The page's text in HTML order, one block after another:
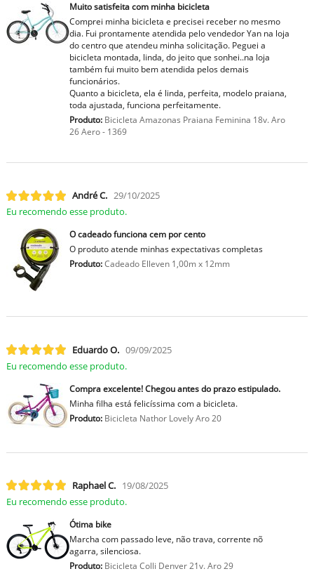
Muito satisfeita com minha bicicleta
Comprei minha bicicleta e precisei receber no mesmo
dia. Fui prontamente atendida pelo vendedor Yan na loja
do centro que atendeu minha solicitação. Peguei a
bicicleta montada, linda, do jeito que sonhei..na loja
também fui muito bem atendida pelos demais
funcionários.
Quanto a bicicleta, ela é linda, perfeita, modelo praiana,
toda ajustada, funciona perfeitamente.
Produto:Bicicleta Amazonas Praiana Feminina 18v. Aro
26 Aero - 1369
André C. 29/10/2025
Eu recomendo esse produto.
O cadeado funciona cem por cento
O produto atende minhas expectativas completas
Produto:Cadeado Elleven 1,00m x 12mm
Eduardo O. 09/09/2025
Eu recomendo esse produto.
Compra excelente! Chegou antes do prazo estipulado.
Minha filha está felicíssima com a bicicleta.
Produto:Bicicleta Nathor Lovely Aro 20
Raphael C. 19/08/2025
Eu recomendo esse produto.
Ótima bike
Marcha com passado leve, não trava, corrente nõ
agarra, silenciosa.
Produto:Bicicleta Colli Denver 21v. Aro 29